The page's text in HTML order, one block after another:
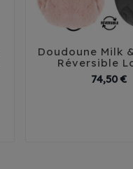
 
Doudoune Milk
Réversible
74,50 €